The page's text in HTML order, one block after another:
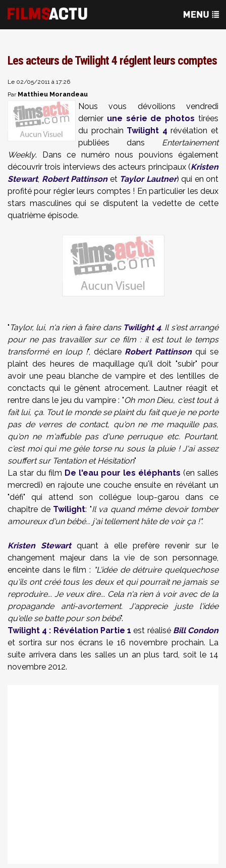
Les acteurs de Twilight 4 réglent leurs comptes
Le 02/05/2011 à 17:26
Par Matthieu Morandeau
Nous vous dévoilions vendredi
dernier une série de photos tirées
du prochain Twilight 4 révélation et
publiées dans Entertainement
Weekly. Dans ce numéro nous pouvions également
découvrir trois interviews des acteurs principaux (Kristen
Stewart, Robert Pattinsonet Taylor Lautner) qui en ont
profité pour régler leurs comptes ! En particulier les deux
stars masculines qui se disputent la vedette de cette
quatrième épisode.
" Taylor, lui, n'a rien à faire dans Twilight 4. Il s'est arrangé
pour ne pas travailler sur ce film : il est tout le temps
transformé en loup !", déclare Robert Pattinsonqui se
plaint des heures de maquillage qu'il doit "subir" pour
avoir une peau blanche de vampire et des lentilles de
conctacts qui le gênent atrocement. Lautner réagit et
rentre dans le jeu du vampire : "Oh mon Dieu, c'est tout à
fait lui, ça. Tout le monde se plaint du fait que je ne porte
pas de verres de contact, qu'on ne me maquille pas,
qu'on ne m'affuble pas d'une perruque etc. Pourtant,
c'est moi qui me gèle torse nu sous la pluie ! J'ai assez
souffert sur Tentation et Hésitation"
La star du film De l'eau pour les éléphants (en salles
mercredi) en rajoute une couche ensuite en révélant un
"défi" qui attend son collégue loup-garou dans ce
chapitre de Twilight: "Il va quand même devoir tomber
amoureux d'un bébé... j'ai tellement hâte de voir ça !".
Kristen Stewartquant à elle prefère revenir sur le
changement majeur dans la vie de son personnage,
enceinte dans le film : "L'idée de détruire quelquechose
qu'ils ont créé tous les deux et qui pourrait ne jamais se
reproduire... Je veux dire... Cela n'a rien à voir avec de la
propagande anti-avortement. J'apprecie juste l'idée
qu'elle se batte pour son bébé".
Twilight 4 : Révélation Partie 1 est réalisé Bill Condon
et sortira sur nos écrans le 16 novembre prochain. La
suite arrivera dans les salles un an plus tard, soit le 14
novembre 2012.